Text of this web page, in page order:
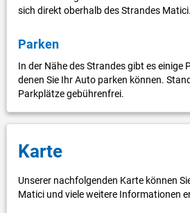
sich direkt oberhalb des Strandes Matici.
Parken
In der Nähe des Strandes gibt es einige
denen Sie Ihr Auto parken können.
Parkplätze gebührenfrei.
Karte
Unserer nachfolgenden Karte können
Matici und viele weitere Informationen